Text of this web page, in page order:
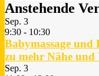
Anstehende
Sep. 3
9:30 - 10:30
Babymassage und
zu mehr Nähe und
Sep. 3